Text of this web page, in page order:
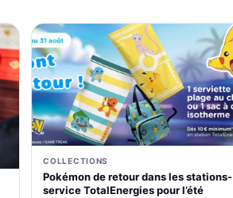
COLLECTIONS
Pokémon de retour dans les stations-
service TotalEnergies pour l’été